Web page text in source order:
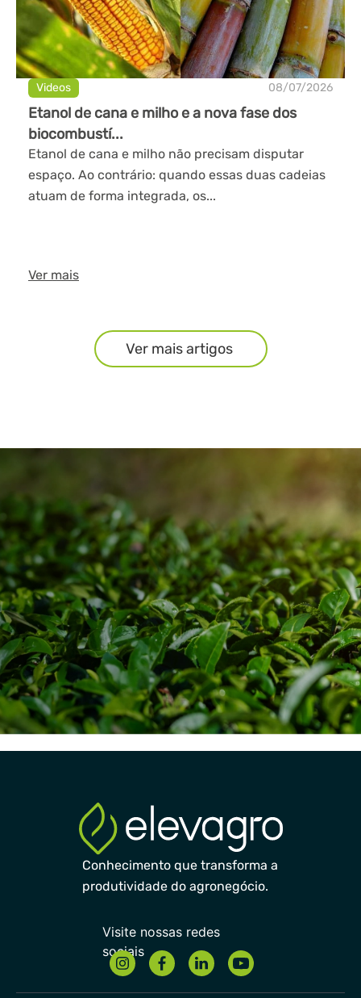
Videos 08/07/2026
Etanol de cana e milho e a nova fase dos
biocombustí...
Etanol de cana e milho não precisam disputar
espaço. Ao contrário: quando essas duas cadeias
atuam de forma integrada, os...
Ver mais
Ver mais artigos
Conhecimento que transforma a
produtividade do agronegócio.